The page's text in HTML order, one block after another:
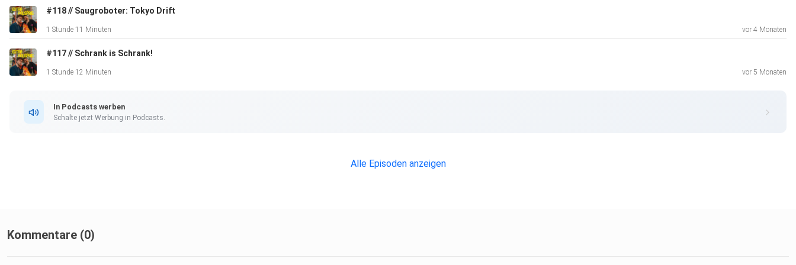
#118 // Saugroboter: Tokyo Drift
1 Stunde 11 Minuten vor 4 Monaten
#117 // Schrank is Schrank!
1 Stunde 12 Minuten vor 5 Monaten
In Podcasts werben
Schalte jetzt Werbung in Podcasts.
Alle Episoden anzeigen
Kommentare (0)